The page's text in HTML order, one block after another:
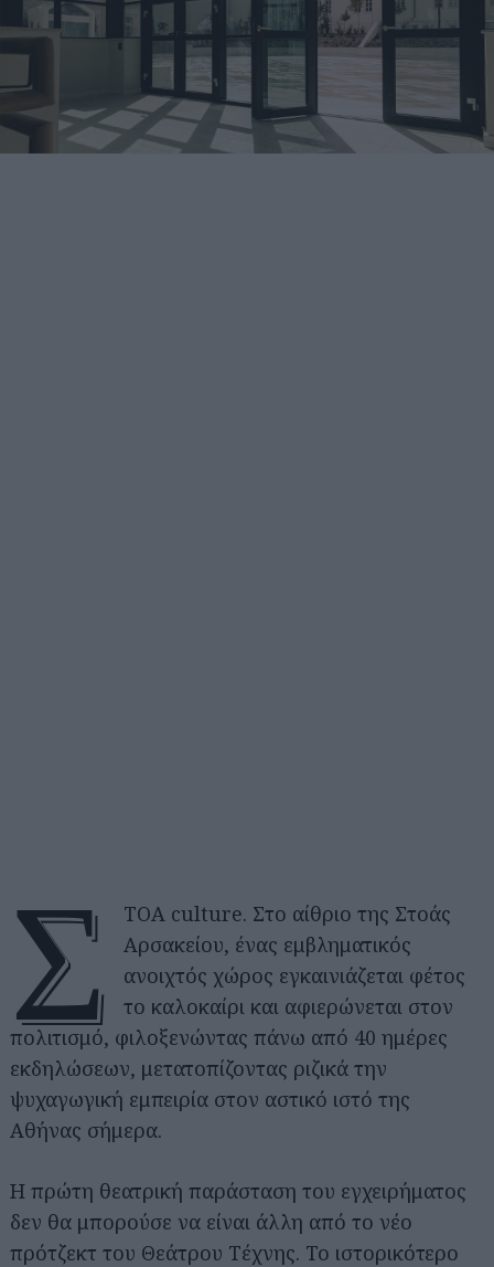
Σ
ΤΟΑ culture. Στο αίθριο της Στοάς
Αρσακείου, ένας εμβληματικός
ανοιχτός χώρος εγκαινιάζεται φέτος
το καλοκαίρι και αφιερώνεται στον
πολιτισμό, φιλοξενώντας πάνω από 40 ημέρες
εκδηλώσεων, μετατοπίζοντας ριζικά την
ψυχαγωγική εμπειρία στον αστικό ιστό της
Αθήνας σήμερα.
Η πρώτη θεατρική παράσταση του εγχειρήματος
δεν θα μπορούσε να είναι άλλη από το νέο
πρότζεκτ του Θεάτρου Τέχνης. Το ιστορικότερο